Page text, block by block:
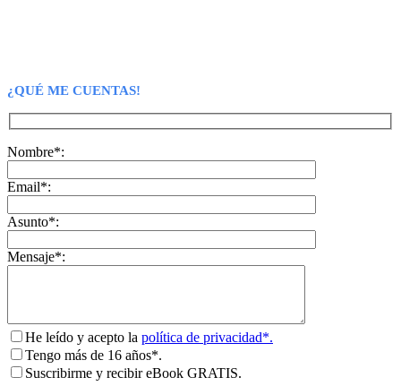
¿QUÉ ME CUENTAS!
Nombre*:
Email*:
Asunto*:
Mensaje*:
He leído y acepto la política de privacidad*.
Tengo más de 16 años*.
Suscribirme y recibir eBook GRATIS.